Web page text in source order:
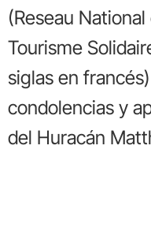
(Reseau
Tourisme
siglas en
condolencias y
del Huracán